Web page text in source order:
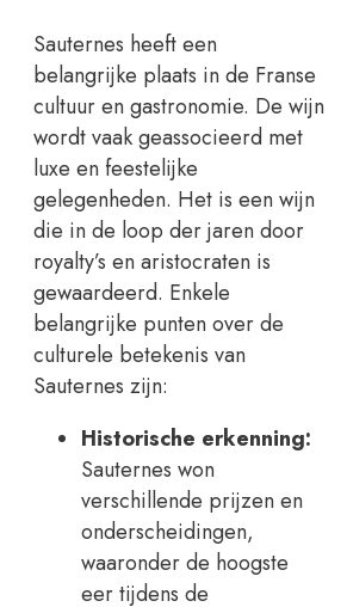
Sauternes heeft een
belangrijke plaats in de Franse
cultuur en gastronomie. De wijn
wordt vaak geassocieerd met
luxe en feestelijke
gelegenheden. Het is een wijn
die in de loop der jaren door
royalty’s en aristocraten is
gewaardeerd. Enkele
belangrijke punten over de
culturele betekenis van
Sauternes zijn:
Historische erkenning:
Sauternes won
verschillende prijzen en
onderscheidingen,
waaronder de hoogste
eer tijdens de